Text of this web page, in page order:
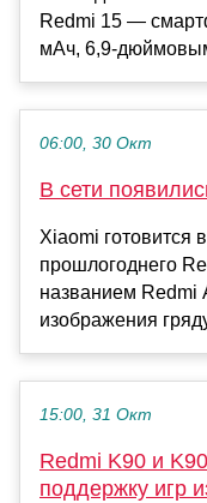
Redmi 15 —
мАч, 6,9-
06:00, 30 Окт
В сети
Xiaomi готовится
прошлогоднего
названием Redmi
изображения
15:00, 31 Окт
Redmi K90 и
поддержку игр